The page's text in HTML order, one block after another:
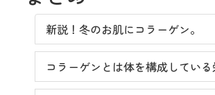
新説！冬のお肌にコラーゲン。
コラーゲンとは体を構成してい